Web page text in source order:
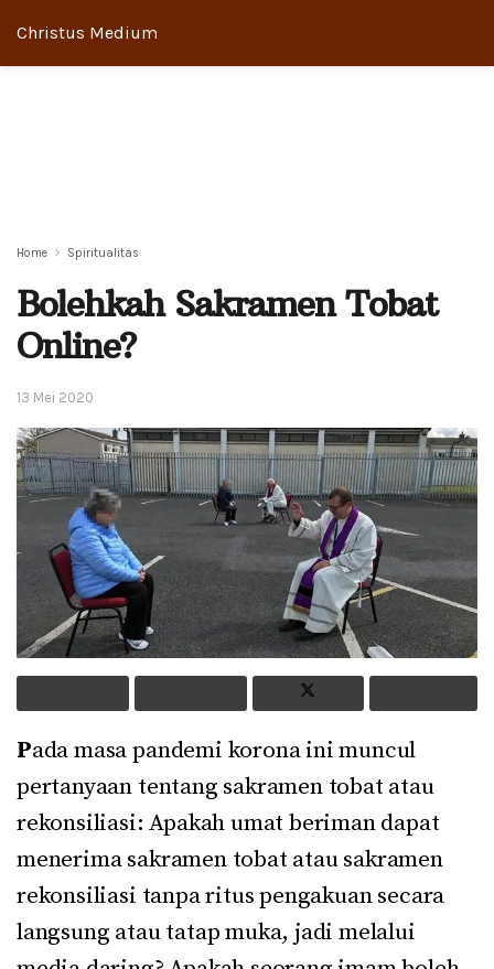
Christus Medium
Home Spiritualitas
Bolehkah Sakramen Tobat
Online?
13 Mei 2020
Pada masa pandemi korona ini muncul
pertanyaan tentang sakramen tobat atau
rekonsiliasi: Apakah umat beriman dapat
menerima sakramen tobat atau sakramen
rekonsiliasi tanpa ritus pengakuan secara
langsung atau tatap muka, jadi melalui